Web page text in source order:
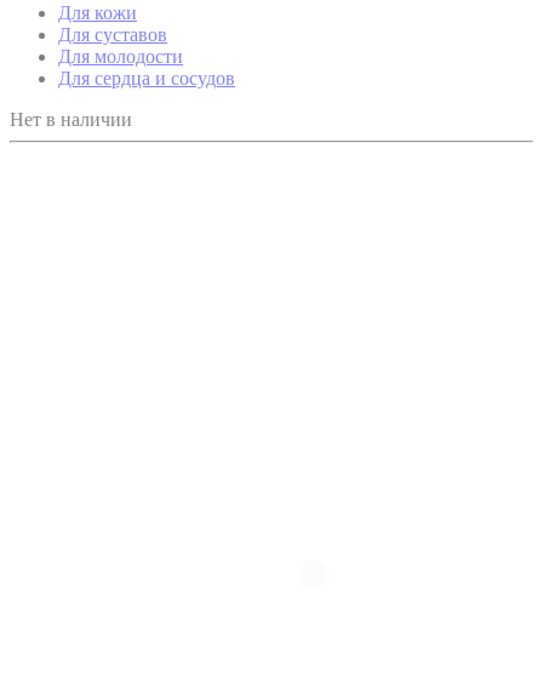
Для кожи
Для суставов
Для молодости
Для сердца и сосудов
Нет в наличии